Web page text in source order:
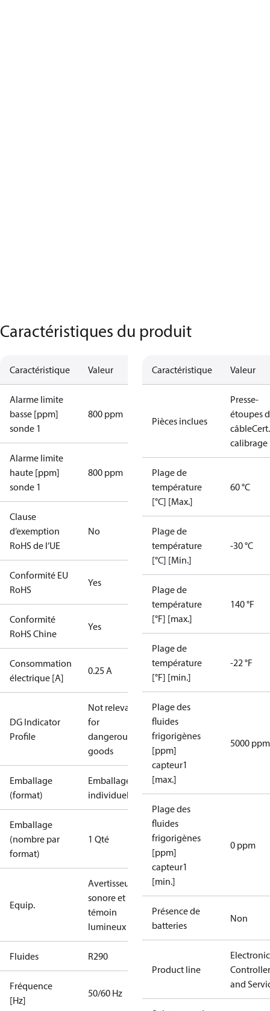
Caractéristiques du produit
Caractéristique Valeur
Alarme limite
basse [ppm]
sonde 1
800 ppm
Alarme limite
haute [ppm]
sonde 1
800 ppm
Clause
d’exemption
RoHS de l’UE
No
Conformité EU
RoHS
Yes
Conformité
RoHS Chine
Yes
Consommation
électrique [A]
0.25 A
DG Indicator
Profile
Not relevant
for
dangerous
goods
Emballage
(format)
Emballage
individuel
Emballage
(nombre par
format)
1 Qté
Equip.
Avertisseur
sonore et
témoin
lumineux
Fluides R290
Fréquence
[Hz]
50/60 Hz
Caractéristique Valeur
Pièces inclues
Presse-
étoupes
câbleCert.
calibrage
Plage de
température
[°C] [Max.]
60 °C
Plage de
température
[°C] [Min.]
-30 °C
Plage de
température
[°F] [max.]
140 °F
Plage de
température
[°F] [min.]
-22 °F
Plage des
fluides
frigorigènes
[ppm]
capteur1
[max.]
5000 ppm
Plage des
fluides
frigorigènes
[ppm]
capteur1
[min.]
0 ppm
Présence de
batteries
Non
Product line
Electronic
and